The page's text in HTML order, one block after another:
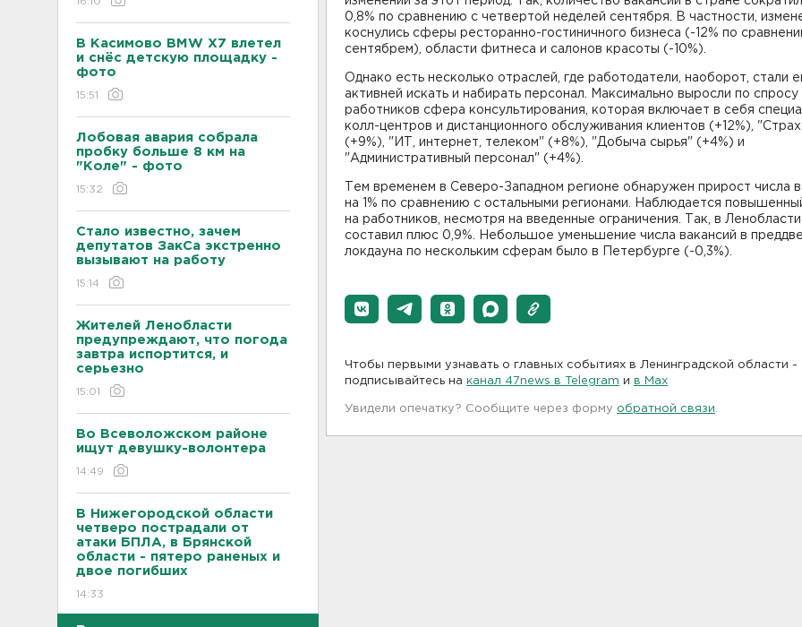
В Касимово BMW X7 влетел
и снёс детскую площадку -
фото
15:51
Лобовая авария собрала
пробку больше 8 км на
"Коле" - фото
15:32
Стало известно, зачем
депутатов ЗакСа экстренно
вызывают на работу
15:14
Жителей Ленобласти
предупреждают, что погода
завтра испортится, и
серьезно
15:01
Во Всеволожском районе
ищут девушку-волонтера
14:49
В Нижегородской области
четверо пострадали от
атаки БПЛА, в Брянской
области - пятеро раненых и
двое погибших
14:33
0,8% по сравнению с четвертой неделей сентября. В частности,
коснулись сферы ресторанно-гостиничного бизнеса (-12% по
сентябрем), области фитнеса и салонов красоты (-10%).
Однако есть несколько отраслей, где работодатели, наоборот, стали
активней искать и набирать персонал. Максимально выросли по спросу
работников сфера консультирования, которая включает в себя
колл-центров и дистанционного обслуживания клиентов (+12%),
(+9%), "ИТ, интернет, телеком" (+8%), "Добыча сырья" (+4%) и
"Административный персонал" (+4%).
Тем временем в Северо-Западном регионе обнаружен прирост числа
на 1% по сравнению с остальными регионами. Наблюдается
на работников, несмотря на введенные ограничения. Так, в
составил плюс 0,9%. Небольшое уменьшение числа вакансий в
локдауна по нескольким сферам было в Петербурге (-0,3%).
Чтобы первыми узнавать о главных событиях в Ленинградской области -
подписывайтесь на канал 47news в Telegram и в Maх
Увидели опечатку? Сообщите через форму обратной связи